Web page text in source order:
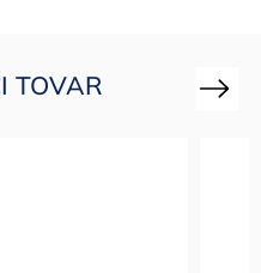
TOVAR Next